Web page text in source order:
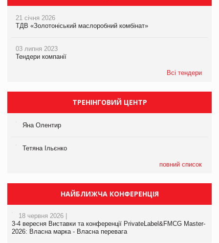
21 січня 2026
ТДВ «Золотоніський маслоробний комбінат»
03 липня 2023
Тендери компанії
Всі тендери
ТРЕНІНГОВИЙ ЦЕНТР
Яна Олентир
Тетяна Ільєнко
повний список
НАЙБЛИЖЧА КОНФЕРЕНЦІЯ
18 червня 2026 |
3-4 вересня Виставки та конференції PrivateLabel&FMCG Master-
2026: Власна марка - Власна перевага